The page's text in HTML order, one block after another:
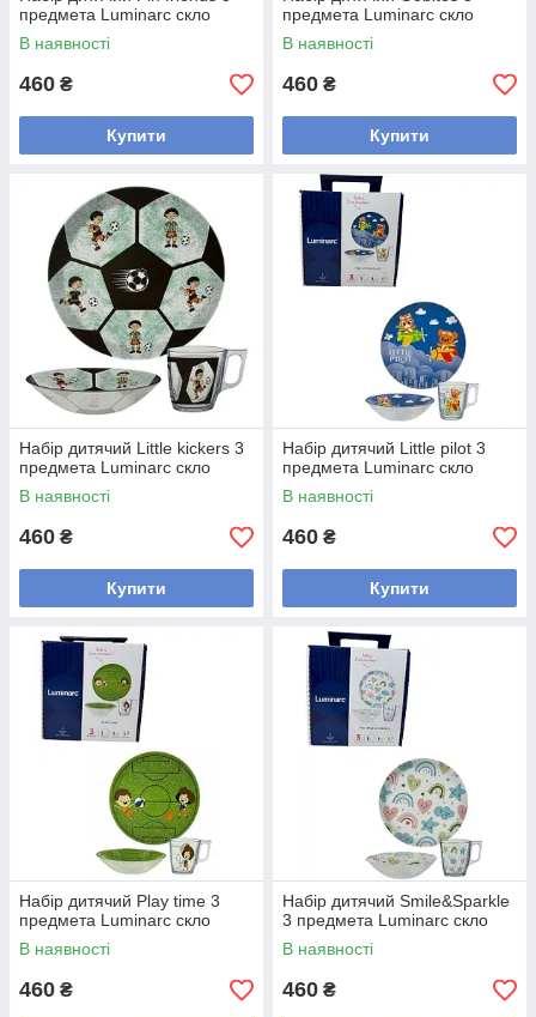
предмета Luminarc скло
В наявності
460 ₴
Купити
предмета Luminarc скло
В наявності
460 ₴
Купити
Набір дитячий Little kickers 3
предмета Luminarc скло
В наявності
460 ₴
Купити
Набір дитячий Little pilot 3
предмета Luminarc скло
В наявності
460 ₴
Купити
Набір дитячий Play time 3
предмета Luminarc скло
В наявності
460 ₴
Набір дитячий Smile&Sparkle
3 предмета Luminarc скло
В наявності
460 ₴